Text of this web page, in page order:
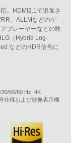
。HDMI2.1で追加さ
、ALLMなどのゲ
プレーヤーなどの映
（Hybrid Log-
などのHDR信号に
50/60 Hz, 4K
仕様および映像表示機